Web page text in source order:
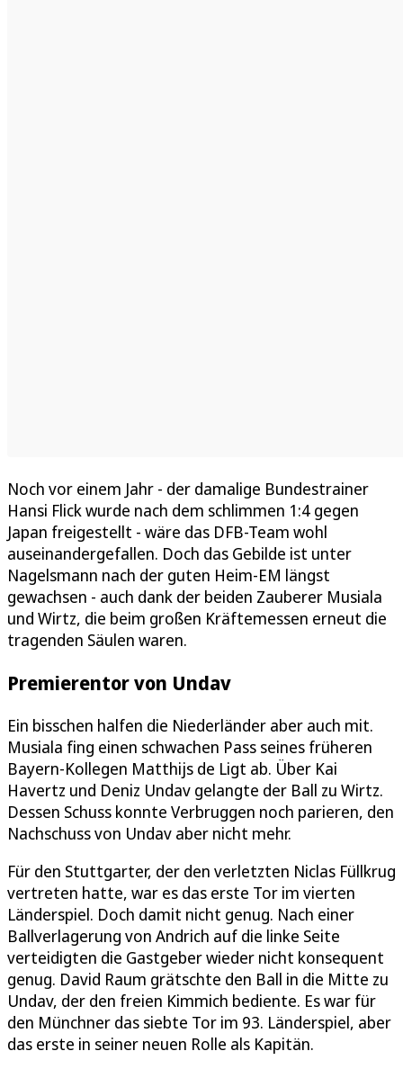
Noch vor einem Jahr - der damalige Bundestrainer
Hansi Flick wurde nach dem schlimmen 1:4 gegen
Japan freigestellt - wäre das DFB-Team wohl
auseinandergefallen. Doch das Gebilde ist unter
Nagelsmann nach der guten Heim-EM längst
gewachsen - auch dank der beiden Zauberer Musiala
und Wirtz, die beim großen Kräftemessen erneut die
tragenden Säulen waren.
Premierentor von Undav
Ein bisschen halfen die Niederländer aber auch mit.
Musiala fing einen schwachen Pass seines früheren
Bayern-Kollegen Matthijs de Ligt ab. Über Kai
Havertz und Deniz Undav gelangte der Ball zu Wirtz.
Dessen Schuss konnte Verbruggen noch parieren, den
Nachschuss von Undav aber nicht mehr.
Für den Stuttgarter, der den verletzten Niclas Füllkrug
vertreten hatte, war es das erste Tor im vierten
Länderspiel. Doch damit nicht genug. Nach einer
Ballverlagerung von Andrich auf die linke Seite
verteidigten die Gastgeber wieder nicht konsequent
genug. David Raum grätschte den Ball in die Mitte zu
Undav, der den freien Kimmich bediente. Es war für
den Münchner das siebte Tor im 93. Länderspiel, aber
das erste in seiner neuen Rolle als Kapitän.